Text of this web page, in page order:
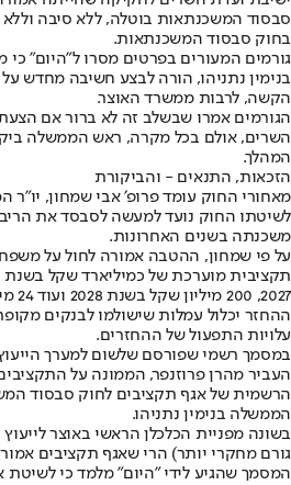
סבסוד המשכנתאות בוטלה, ללא סיבה
בחוק סבסוד המשכנתאות.
גורמים המעורים בפרטים מסרו ל"היום"
בנימין נתניהו, הורה לבצע חשיבה מחדש
הקשה, לרבות ממשרד האוצר.
הגורמים אמרו שבשלב זה לא ברור אם
השרים, אולם בכל מקרה, ראש הממשלה
המהלך.
הזכאות, התנאים - והביקורת
מאחורי החוק עומד פרופ׳ אבי שמחון, יו״ר
לשיטתו החוק נועד למעשה לסבסד את
משכנתה בשנים האחרונות.
2027, 200 מיליון שקל בשנת 2028 ועוד 24 מיליון שקל בשנת 2029.
ההחזר יכלול עמלות שישולמו לבנקים
עלויות התפעול של ההחזרים.
במסמך רשמי שפורסם שלשום למערך
העביר מהרן פרוזנפר, הממונה על
הרשמית של אגף תקציבים לחוק סבסוד
הממשלה בנימין נתניהו.
בשונה מפניית הכלכלן הראשי באוצר
גורם מחקרי יותר) הרי שאגף תקציבים
המסמך שהגיע לידי "היום" מלמד כי לשיטת